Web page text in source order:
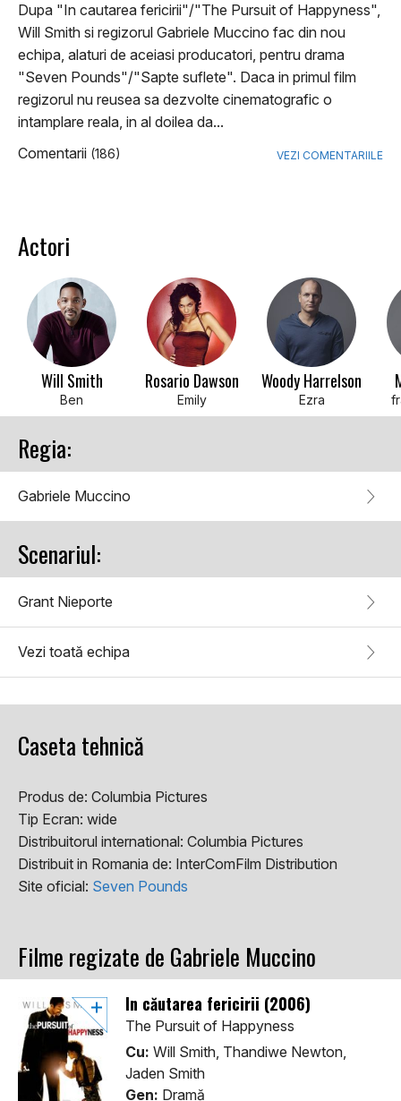
Dupa "In cautarea fericirii"/"The Pursuit of Happyness",
Will Smith si regizorul Gabriele Muccino fac din nou
echipa, alaturi de aceiasi producatori, pentru drama
"Seven Pounds"/"Sapte suflete". Daca in primul film
regizorul nu reusea sa dezvolte cinematografic o
intamplare reala, in al doilea da...
Comentarii (186) VEZI COMENTARIILE
Actori
Will Smith
Ben
Rosario Dawson
Emily
Woody Harrelson
Ezra
Regia:
Gabriele Muccino
Scenariul:
Grant Nieporte
Vezi toată echipa
Caseta tehnică
Produs de: Columbia Pictures
Tip Ecran: wide
Distribuitorul international: Columbia Pictures
Distribuit in Romania de: InterComFilm Distribution
Site oficial: Seven Pounds
Filme regizate de Gabriele Muccino
În căutarea fericirii (2006)
The Pursuit of Happyness
Cu: Will Smith, Thandiwe Newton,
Jaden Smith
Gen: Dramă